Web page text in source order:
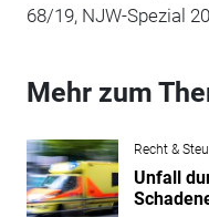
68/19, NJW-Spezial
Mehr zum
Recht &
Unfall